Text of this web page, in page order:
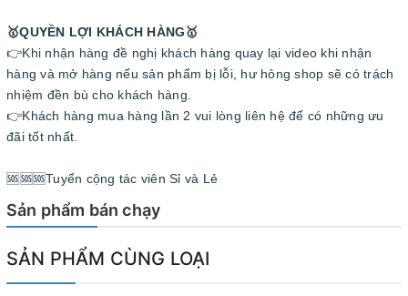
🥇QUYỀN LỢI KHÁCH HÀNG🥇
👉Khi nhận hàng đề nghị khách hàng quay lại video khi nhận
hàng và mở hàng nếu sản phẩm bị lỗi, hư hỏng shop sẽ có trách
nhiệm đền bù cho khách hàng.
👉Khách hàng mua hàng lần 2 vui lòng liên hệ để có những ưu
đãi tốt nhất.
️️️️️️️️️️️️️️️🆘🆘🆘Tuyển cộng tác viên Sỉ và Lẻ
Sản phẩm bán chạy
SẢN PHẨM CÙNG LOẠI